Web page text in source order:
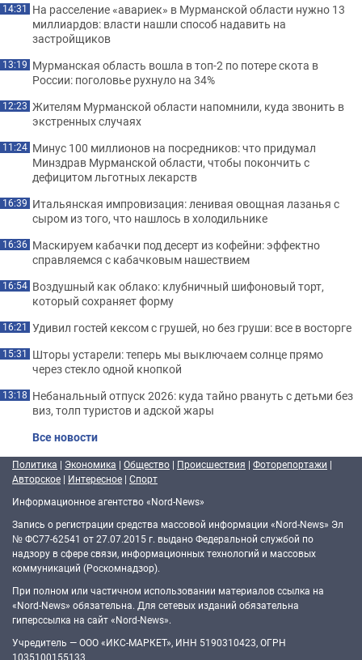
14:31 На расселение «авариек» в Мурманской области нужно 13
миллиардов: власти нашли способ надавить на
застройщиков
13:19 Мурманская область вошла в топ-2 по потере скота в
России: поголовье рухнуло на 34%
12:23 Жителям Мурманской области напомнили, куда звонить в
экстренных случаях
11:24 Минус 100 миллионов на посредников: что придумал
Минздрав Мурманской области, чтобы покончить с
дефицитом льготных лекарств
16:39 Итальянская импровизация: ленивая овощная лазанья с
сыром из того, что нашлось в холодильнике
16:36 Маскируем кабачки под десерт из кофейни: эффектно
справляемся с кабачковым нашествием
16:54 Воздушный как облако: клубничный шифоновый торт,
который сохраняет форму
16:21 Удивил гостей кексом с грушей, но без груши: все в восторге
15:31 Шторы устарели: теперь мы выключаем солнце прямо
через стекло одной кнопкой
13:18 Небанальный отпуск 2026: куда тайно рвануть с детьми без
виз, толп туристов и адской жары
Все новости
Политика | Экономика | Общество | Происшествия | Фоторепортажи |
Авторское | Интересное | Спорт
Информационное агентство «Nord-News»
Запись о регистрации средства массовой информации «Nord-News» Эл
№ ФС77-62541 от 27.07.2015 г. выдано Федеральной службой по
надзору в сфере связи, информационных технологий и массовых
коммуникаций (Роскомнадзор).
При полном или частичном использовании материалов ссылка на
«Nord-News» обязательна. Для сетевых изданий обязательна
гиперссылка на сайт «Nord-News».
Учредитель — ООО «ИКС-МАРКЕТ», ИНН 5190310423, ОГРН
1035100155133